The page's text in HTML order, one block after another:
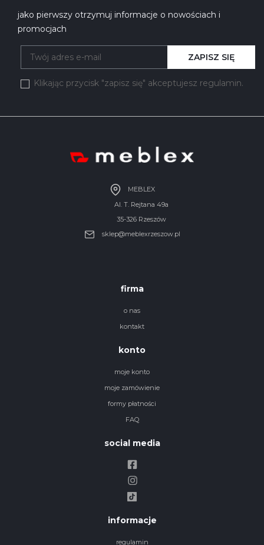
jako pierwszy otrzymuj informacje o nowościach i
promocjach
Klikając przycisk "zapisz się" akceptujesz regulamin.
ZAPISZ SIĘ
MEBLEX
Al. T. Rejtana 49a
35-326 Rzeszów
sklep@meblexrzeszow.pl
firma
o nas
kontakt
konto
moje konto
moje zamówienie
formy płatności
FAQ
social media
informacje
regulamin